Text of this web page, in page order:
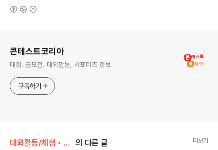
콘테스트코리아
대회. 공모전. 대외활동, 서포터즈 정보
구독하기
대외활동/체험 • 탐방 • 봉사 • 동아리 의 다른 글 더보기